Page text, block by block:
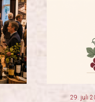
29. juli